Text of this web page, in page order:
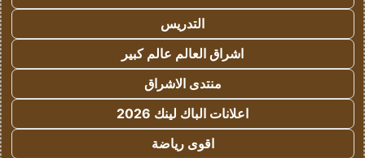
التدريس
اشراق العالم عالم كبير
منتدى الاشراق
اعلانات الباك لينك 2026
اقوى رياضة